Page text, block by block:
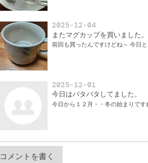
2025-12-04
またマグカップを買いました。
前回も買ったんですけどね～ 今日
2025-12-01
今日はバタバタしてました。
今日から１２月・・冬の始まりで
コメントを書く